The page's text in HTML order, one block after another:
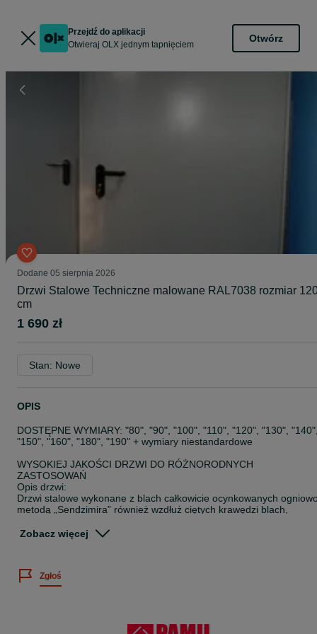
Przejdź do aplikacji
Otwieraj OLX jednym tapnięciem
Otwórz
Dodane 05 sierpnia 2026
Drzwi Stalowe Techniczne malowane RAL7038 rozmiar
cm
1 690 zł
Stan: Nowe
OPIS
DOSTĘPNE WYMIARY: "80", "90", "100", "110", "120", "130",
"150", "160", "180", "190" + wymiary niestandardowe
WYSOKIEJ JAKOŚCI DRZWI DO RÓŻNORODNYCH
ZASTOSOWAŃ
Opis drzwi:
Drzwi stalowe wykonane z blach całkowicie ocynkowanych
metodą „Sendzimira” również wzdłuż ciętych krawędzi blach,
poliestrowymi, powierzchnia w stylu
Komplet drzwi zawiera: skrzydło o grubości 60 mm z 4-stronną
przylgą, grubość blachy 0,7 mm, wzmocnienie pod montaż
1,5 mm oraz wzmocnieniami 1,8 mm, klamka/klamka stalowa
Zobacz więcej
Zgłoś